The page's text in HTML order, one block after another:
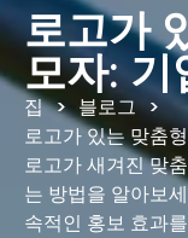
로고가
모자: 기
집 > 블로그 >
로고가 있는 맞춤
로고가 새겨진 맞
는 방법을 알아보
속적인 홍보 효과